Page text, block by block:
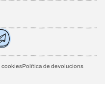
cookiesPolítica de devolucions